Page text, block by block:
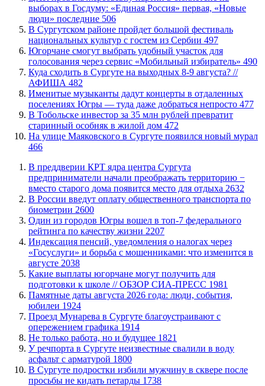
выборах в Госдуму: «Единая Россия» первая, «Новые
люди» последние 506
В Сургутском районе пройдет большой фестиваль
национальных культур с гостем из Сербии 497
Югорчане смогут выбрать удобный участок для
голосования через сервис «Мобильный избиратель» 490
​Куда сходить в Сургуте на выходных 8-9 августа? //
АФИША 482
Именитые музыканты дадут концерты в отдаленных
поселениях Югры — туда даже добраться непросто 477
В Тобольске инвестор за 35 млн рублей превратит
старинный особняк в жилой дом 472
​На улице Маяковского в Сургуте появился новый мурал
466
​В преддверии КРТ ядра центра Сургута
предприниматели начали преображать территорию −
вместо старого дома появится место для отдыха 2632
В России введут оплату общественного транспорта по
биометрии 2600
Один из городов Югры вошел в топ-7 федерального
рейтинга по качеству жизни 2207
​Индексация пенсий, уведомления о налогах через
«Госуслуги» и борьба с мошенниками: что изменится в
августе 2038
Какие выплаты югорчане могут получить для
подготовки к школе // ОБЗОР СИА-ПРЕСС 1981
​Памятные даты августа 2026 года: люди, события,
юбилеи 1924
​Проезд Мунарева в Сургуте благоустраивают с
опережением графика 1914
​Не только работа, но и будущее 1821
​У речпорта в Сургуте неизвестные свалили в воду
асфальт с арматурой 1800
В Сургуте подростки избили мужчину в сквере после
просьбы не кидать петарды 1738